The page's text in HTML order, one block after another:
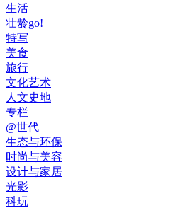
生活
壮龄go!
特写
美食
旅行
文化艺术
人文史地
专栏
@世代
生态与环保
时尚与美容
设计与家居
光影
科玩